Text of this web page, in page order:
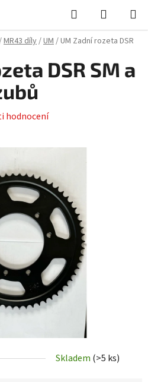
Hledat
KOŠÍK
MR43 díly/UM/UM Zadní rozeta DSR
Skladem (>5 ks)
DSR SM a
hodnocení